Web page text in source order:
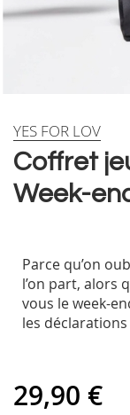
Skip
the
beginning
Coffret
Week-
YES FOR LOV
Parce qu’on
l’on part, alors
vous le week-
les déclarations
29,90 €